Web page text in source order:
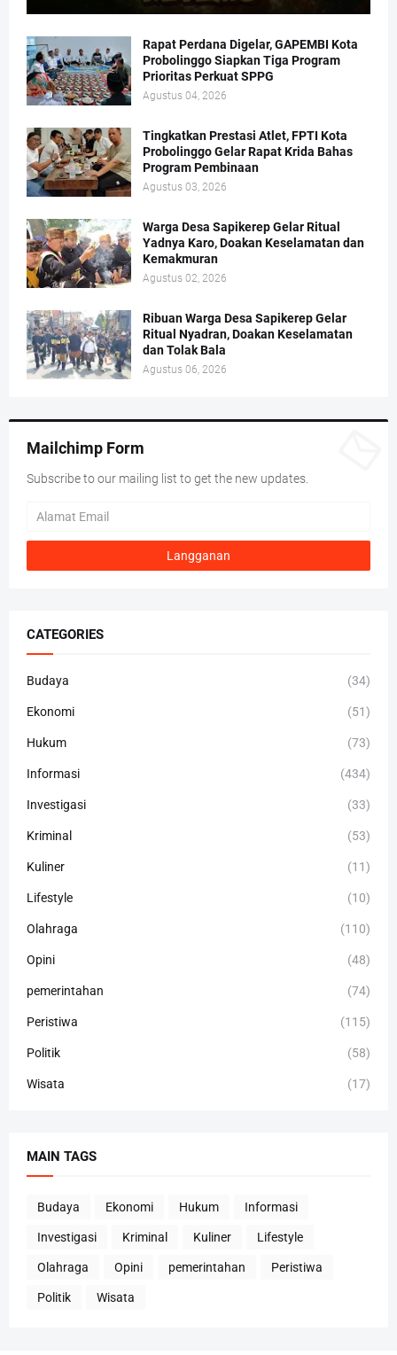
Rapat Perdana Digelar, GAPEMBI Kota
Probolinggo Siapkan Tiga Program
Prioritas Perkuat SPPG
Agustus 04, 2026
Tingkatkan Prestasi Atlet, FPTI Kota
Probolinggo Gelar Rapat Krida Bahas
Program Pembinaan
Agustus 03, 2026
Warga Desa Sapikerep Gelar Ritual
Yadnya Karo, Doakan Keselamatan dan
Kemakmuran
Agustus 02, 2026
Ribuan Warga Desa Sapikerep Gelar
Ritual Nyadran, Doakan Keselamatan
dan Tolak Bala
Agustus 06, 2026
Mailchimp Form
Subscribe to our mailing list to get the new updates.
CATEGORIES
Budaya (34)
Ekonomi (51)
Hukum (73)
Informasi (434)
Investigasi (33)
Kriminal (53)
Kuliner (11)
Lifestyle (10)
Olahraga (110)
Opini (48)
pemerintahan (74)
Peristiwa (115)
Politik (58)
Wisata (17)
MAIN TAGS
Budaya Ekonomi Hukum Informasi
Investigasi Kriminal Kuliner Lifestyle
Olahraga Opini pemerintahan Peristiwa
Politik Wisata